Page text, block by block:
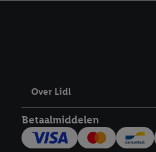
Over Lidl
Betaalmiddelen